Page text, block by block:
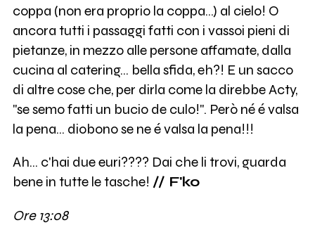
coppa (non era proprio la coppa...) al cielo! O
ancora tutti i passaggi fatti con i vassoi pieni di
pietanze, in mezzo alle persone affamate, dalla
cucina al catering... bella sfida, eh?! E un sacco
di altre cose che, per dirla come la direbbe Acty,
"se semo fatti un bucio de culo!". Però né é valsa
la pena... diobono se ne é valsa la pena!!!
Ah... c'hai due euri???? Dai che li trovi, guarda
bene in tutte le tasche! // F'ko
Ore 13:08